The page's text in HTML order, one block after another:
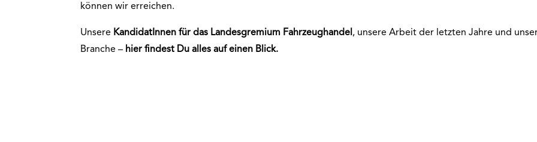
können wir erreichen.
Unsere KandidatInnen für das Landesgremium Fahrzeughandel , unsere Arbeit der letzten Jahre und
Branche – hier findest Du alles auf einen Blick.